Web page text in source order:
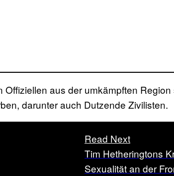
Offiziellen aus der umkämpften
darunter auch Dutzende Zivilisten.
Read Next
Tim Hetheringtons
Sexualität an der